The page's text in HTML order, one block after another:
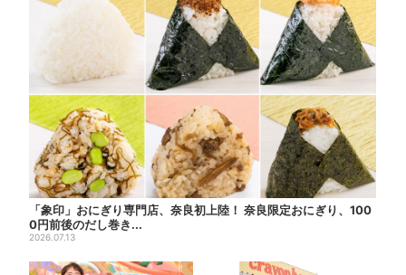
「象印」おにぎり専門店、奈良初上陸！ 奈良限定おにぎり、100
0円前後のだし巻き...
2026.07.13